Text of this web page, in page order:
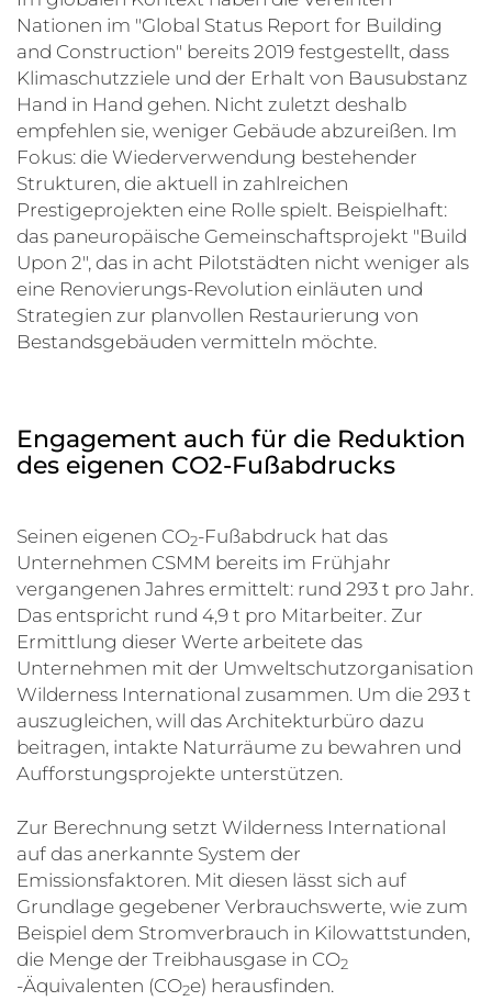
Nationen im "Global Status Report for Building
and Construction" bereits 2019 festgestellt, dass
Klimaschutzziele und der Erhalt von Bausubstanz
Hand in Hand gehen. Nicht zuletzt deshalb
empfehlen sie, weniger Gebäude abzureißen. Im
Fokus: die Wiederverwendung bestehender
Strukturen, die aktuell in zahlreichen
Prestigeprojekten eine Rolle spielt. Beispielhaft:
das paneuropäische Gemeinschaftsprojekt "Build
Upon 2", das in acht Pilotstädten nicht weniger als
eine Renovierungs-Revolution einläuten und
Strategien zur planvollen Restaurierung von
Bestandsgebäuden vermitteln möchte.
Engagement auch für die Reduktion
des eigenen CO2-Fußabdrucks
Seinen eigenen CO2-Fußabdruck hat das
Unternehmen CSMM bereits im Frühjahr
vergangenen Jahres ermittelt: rund 293 t pro Jahr.
Das entspricht rund 4,9 t pro Mitarbeiter. Zur
Ermittlung dieser Werte arbeitete das
Unternehmen mit der Umweltschutzorganisation
Wilderness International zusammen. Um die 293 t
auszugleichen, will das Architekturbüro dazu
beitragen, intakte Naturräume zu bewahren und
Aufforstungsprojekte unterstützen.
Zur Berechnung setzt Wilderness International
auf das anerkannte System der
Emissionsfaktoren. Mit diesen lässt sich auf
Grundlage gegebener Verbrauchswerte, wie zum
Beispiel dem Stromverbrauch in Kilowattstunden,
die Menge der Treibhausgase in CO2
-Äquivalenten (CO2e) herausfinden.